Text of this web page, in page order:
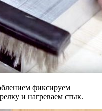
фиксируем
и нагреваем стык.